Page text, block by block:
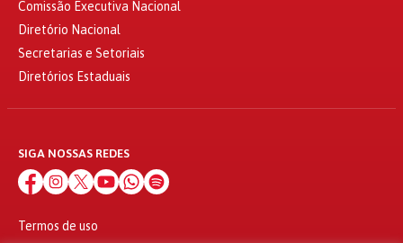
Comissão Executiva Nacional
Diretório Nacional
Secretarias e Setoriais
Diretórios Estaduais
SIGA NOSSAS REDES
Termos de uso